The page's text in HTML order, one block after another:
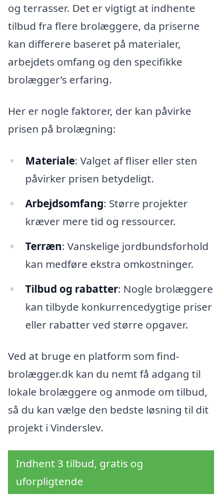
og terrasser. Det er vigtigt at indhente
tilbud fra flere brolæggere, da priserne
kan differere baseret på materialer,
arbejdets omfang og den specifikke
brolægger’s erfaring.
Her er nogle faktorer, der kan påvirke
prisen på brolægning:
Materiale: Valget af fliser eller sten
påvirker prisen betydeligt.
Arbejdsomfang: Større projekter
kræver mere tid og ressourcer.
Terræn: Vanskelige jordbundsforhold
kan medføre ekstra omkostninger.
Tilbud og rabatter: Nogle brolæggere
kan tilbyde konkurrencedygtige priser
eller rabatter ved større opgaver.
Ved at bruge en platform som find-
brolægger.dk kan du nemt få adgang til
lokale brolæggere og anmode om tilbud,
så du kan vælge den bedste løsning til dit
projekt i Vinderslev.
Indhent 3 tilbud, gratis og
uforpligtende